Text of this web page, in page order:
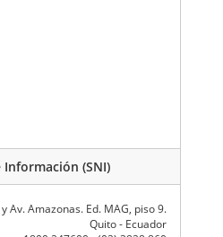
(SNI)
Av. Amazonas. Ed. MAG, piso 9.
Quito - Ecuador